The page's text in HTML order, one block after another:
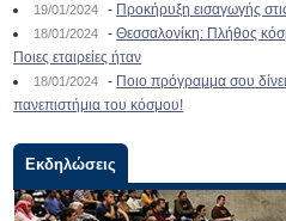
19/01/2024 - Προκήρυξη εισαγωγής
18/01/2024 -Θεσσαλονίκη: Πλήθος
Ποιες εταιρείες ήταν
18/01/2024 - Ποιο πρόγραμμα σου
πανεπιστήμια του κόσμου!
Εκδηλώσεις